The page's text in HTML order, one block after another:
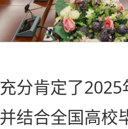
分肯定了
结合全国高校